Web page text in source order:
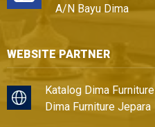
A/N Bayu Dima
WEBSITE PARTNER
Katalog Dima Furniture
Dima Furniture Jepara